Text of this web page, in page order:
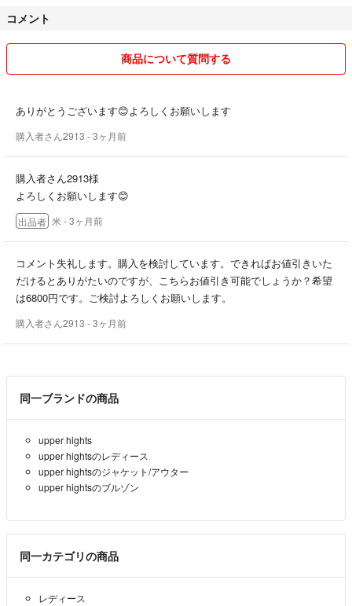
コメント
商品について質問する
ありがとうございます😊よろしくお願いします
購入者さん2913 - 3ヶ月前
購入者さん2913様
よろしくお願いします😊
出品者 米 - 3ヶ月前
コメント失礼します。購入を検討しています。できればお値引きいた
だけるとありがたいのですが、こちらお値引き可能でしょうか？希望
は6800円です。ご検討よろしくお願いします。
購入者さん2913 - 3ヶ月前
同一ブランドの商品
upper hights
upper hightsのレディース
upper hightsのジャケット/アウター
upper hightsのブルゾン
同一カテゴリの商品
レディース